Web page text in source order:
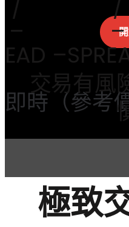
交易有風
–SPREAD
即時（參考
極致